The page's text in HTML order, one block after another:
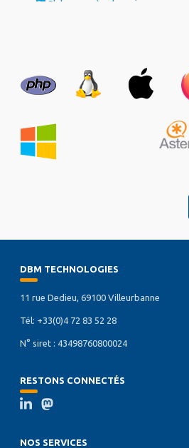
S'abonner à e-learning
DBM TECHNOLOGIES
11 rue Dedieu, 69100 Villeurbanne
Tél: +33(0)4 72 83 52 28
N° siret : 43498760800024
RESTONS CONNECTÉS
NOS SERVICES